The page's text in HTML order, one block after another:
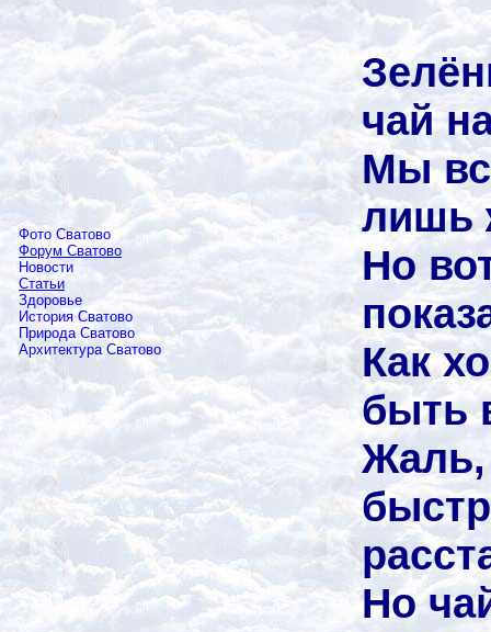
Фото Сватово
Форум Сватово
Новости
Статьи
Здоровье
История Сватово
Природа Сватово
Архитектура Сватово
чай
Мы
лишь
Но
Как
быть
Жаль,
Но